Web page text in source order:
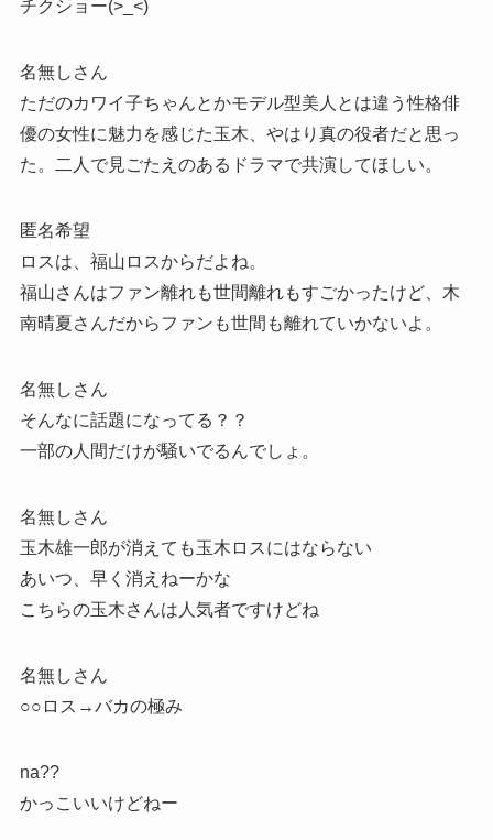
チクショー(>_<)
名無しさん
ただのカワイ子ちゃんとかモデル型美人とは違う性格俳
優の女性に魅力を感じた玉木、やはり真の役者だと思っ
た。二人で見ごたえのあるドラマで共演してほしい。
匿名希望
ロスは、福山ロスからだよね。
福山さんはファン離れも世間離れもすごかったけど、木
南晴夏さんだからファンも世間も離れていかないよ。
名無しさん
そんなに話題になってる？？
一部の人間だけが騒いでるんでしょ。
名無しさん
玉木雄一郎が消えても玉木ロスにはならない
あいつ、早く消えねーかな
こちらの玉木さんは人気者ですけどね
名無しさん
○○ロス→バカの極み
na??
かっこいいけどねー